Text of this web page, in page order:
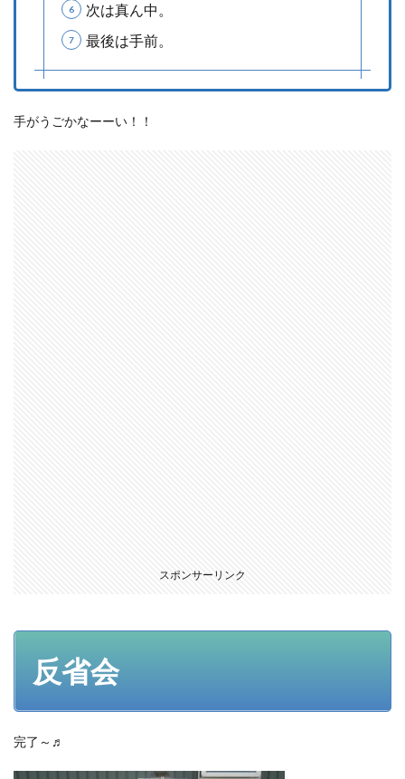
次は真ん中。
最後は手前。
手がうごかなーーい！！
スポンサーリンク
反省会
完了～♬